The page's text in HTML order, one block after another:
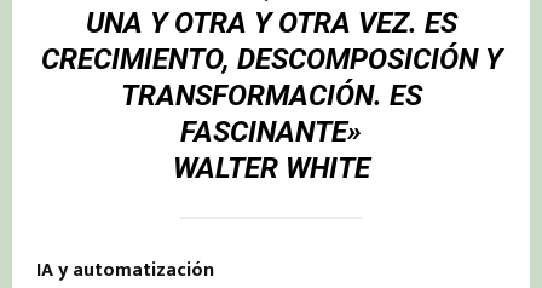
UNA Y OTRA Y OTRA VEZ. ES
CRECIMIENTO, DESCOMPOSICIÓN Y
TRANSFORMACIÓN. ES
FASCINANTE»
WALTER WHITE
IA y automatización